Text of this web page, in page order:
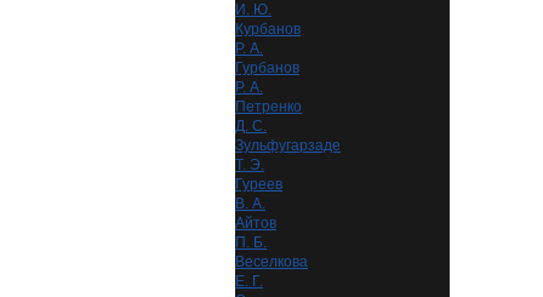
И. Ю.
Курбанов
Р. А.
Гурбанов
Р. А.
Петренко
Д. С.
Зульфугарзаде
Т. Э.
Гуреев
В. А.
Айтов
П. Б.
Веселкова
Е. Г.